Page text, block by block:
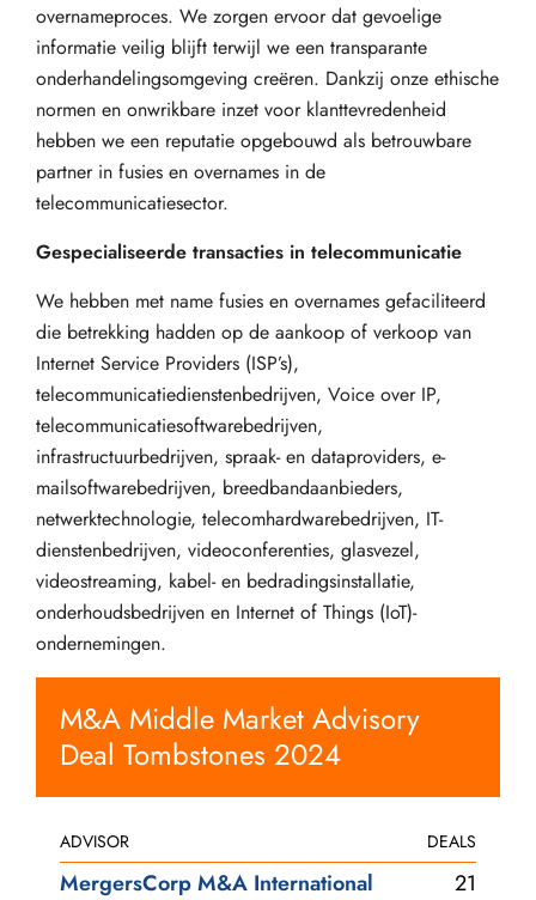
overnameproces. We zorgen ervoor dat gevoelige
informatie veilig blijft terwijl we een transparante
onderhandelingsomgeving creëren. Dankzij onze ethische
normen en onwrikbare inzet voor klanttevredenheid
hebben we een reputatie opgebouwd als betrouwbare
partner in fusies en overnames in de
telecommunicatiesector.
Gespecialiseerde transacties in telecommunicatie
We hebben met name fusies en overnames gefaciliteerd
die betrekking hadden op de aankoop of verkoop van
Internet Service Providers (ISP’s),
telecommunicatiedienstenbedrijven, Voice over IP,
telecommunicatiesoftwarebedrijven,
infrastructuurbedrijven, spraak- en dataproviders, e-
mailsoftwarebedrijven, breedbandaanbieders,
netwerktechnologie, telecomhardwarebedrijven, IT-
dienstenbedrijven, videoconferenties, glasvezel,
videostreaming, kabel- en bedradingsinstallatie,
onderhoudsbedrijven en Internet of Things (IoT)-
ondernemingen.
M&A Middle Market Advisory
Deal Tombstones 2024
ADVISOR DEALS
MergersCorp M&A International 21